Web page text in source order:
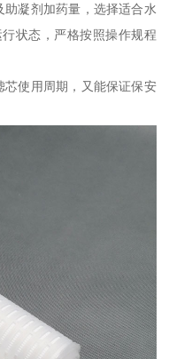
凝剂加药量，选择适合水
状态，严格按照操作规程
使用周期，又能保证保安